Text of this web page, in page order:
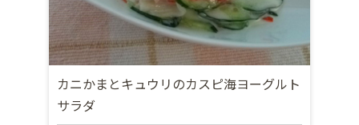
カニかまとキュウリのカスピ海ヨーグルト
サラダ